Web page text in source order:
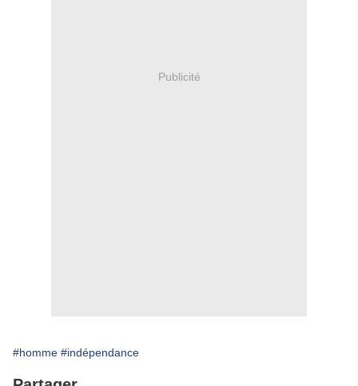
Publicité
#homme #indépendance